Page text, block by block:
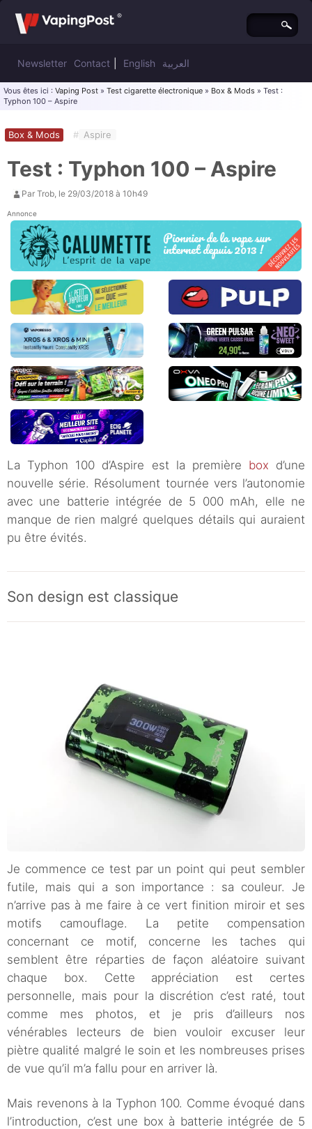
Newsletter Contact English العربية
Vous êtes ici : Vaping Post » Test cigarette électronique » Box & Mods » Test :
Typhon 100 – Aspire
Test : Typhon 100 – Aspire
Box & Mods # Aspire
Par Trob, le 29/03/2018 à 10h49
Annonce
La Typhon 100 d’Aspire est la première box d’une
nouvelle série. Résolument tournée vers l’autonomie
avec une batterie intégrée de 5 000 mAh, elle ne
manque de rien malgré quelques détails qui auraient
pu être évités.
Son design est classique
Je commence ce test par un point qui peut sembler
futile, mais qui a son importance : sa couleur. Je
n’arrive pas à me faire à ce vert finition miroir et ses
motifs camouflage. La petite compensation
concernant ce motif, concerne les taches qui
semblent être réparties de façon aléatoire suivant
chaque box. Cette appréciation est certes
personnelle, mais pour la discrétion c’est raté, tout
comme mes photos, et je pris d’ailleurs nos
vénérables lecteurs de bien vouloir excuser leur
piètre qualité malgré le soin et les nombreuses prises
de vue qu’il m’a fallu pour en arriver là.
Mais revenons à la Typhon 100. Comme évoqué dans
l’introduction, c’est une box à batterie intégrée de 5